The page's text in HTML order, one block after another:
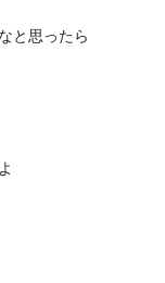
と思ったら